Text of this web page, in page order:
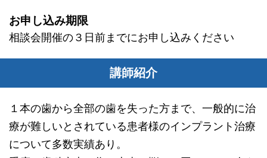
お申し込み期限
相談会開催の３日前までにお申し込みください
講師紹介
１本の歯から全部の歯を失った方まで、一般的に治
療が難しいとされている患者様のインプラント治療
について多数実績あり。